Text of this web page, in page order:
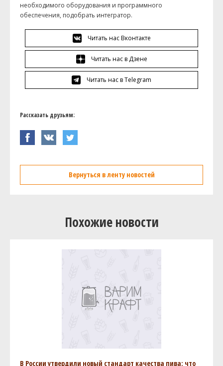
необходимого оборудования и программного
обеспечения, подобрать интегратор.
Читать нас Вконтакте
Читать нас в Дзене
Читать нас в Telegram
Рассказать друзьям:
Вернуться в ленту новостей
Похожие новости
В России утвердили новый стандарт качества пива: что